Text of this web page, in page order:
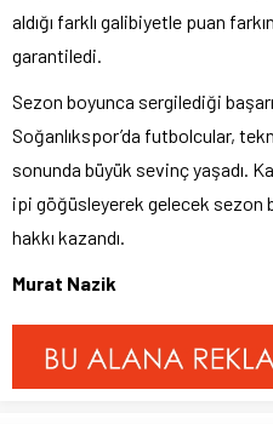
aldığı farklı galibiyetle puan
garantiledi.
Sezon boyunca sergilediği
Soğanlıkspor’da futbolcular,
sonunda büyük sevinç yaşadı.
ipi göğüsleyerek gelecek sezon
hakkı kazandı.
Murat Nazik